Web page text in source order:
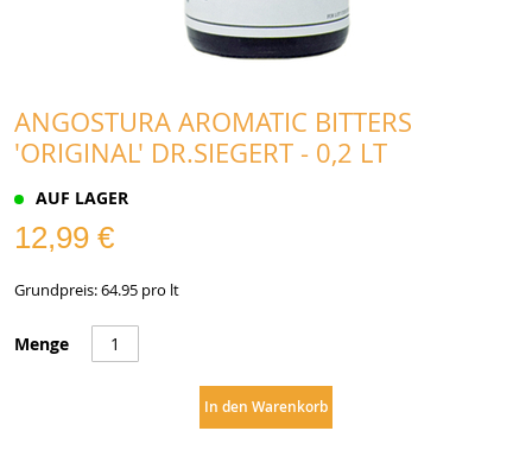
ANGOSTURA AROMATIC BITTERS
'ORIGINAL' DR.SIEGERT - 0,2 LT
AUF LAGER
12,99 €
Grundpreis: 64.95 pro lt
Menge
In den Warenkorb